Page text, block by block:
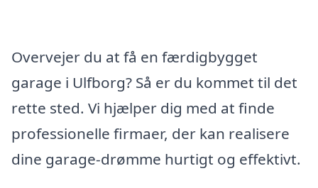
Overvejer du at få en færdigbygget
garage i Ulfborg? Så er du kommet til det
rette sted. Vi hjælper dig med at finde
professionelle firmaer, der kan realisere
dine garage-drømme hurtigt og effektivt.